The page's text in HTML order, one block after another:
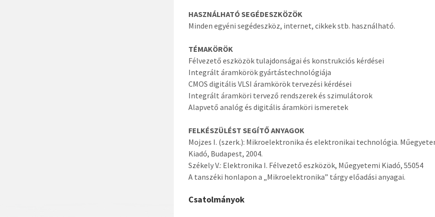
HASZNÁLHATÓ SEGÉDESZKÖZÖK
Minden egyéni segédeszköz, internet, cikkek stb. használható.
TÉMAKÖRÖK
Félvezető eszközök tulajdonságai és konstrukciós kérdései
Integrált áramkörök gyártástechnológiája
CMOS digitális VLSI áramkörök tervezési kérdései
Integrált áramköri tervező rendszerek és szimulátorok
Alapvető analóg és digitális áramköri ismeretek
FELKÉSZÜLÉST SEGÍTŐ ANYAGOK
Mojzes I. (szerk.): Mikroelektronika és elektronikai technológia.
Kiadó, Budapest, 2004.
Székely V.: Elektronika I. Félvezető eszközök, Műegyetemi Kiadó, 55054
A tanszéki honlapon a „Mikroelektronika” tárgy előadási anyagai.
Csatolmányok